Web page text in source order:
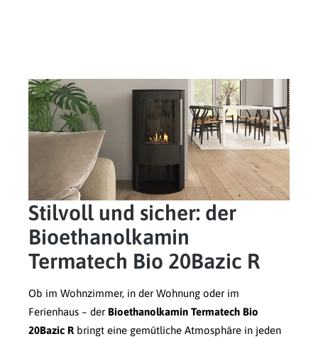
Stilvoll und sicher: der
Bioethanolkamin
Termatech Bio 20Bazic R
Ob im Wohnzimmer, in der Wohnung oder im
Ferienhaus – der Bioethanolkamin Termatech Bio
20Bazic R bringt eine gemütliche Atmosphäre in jeden